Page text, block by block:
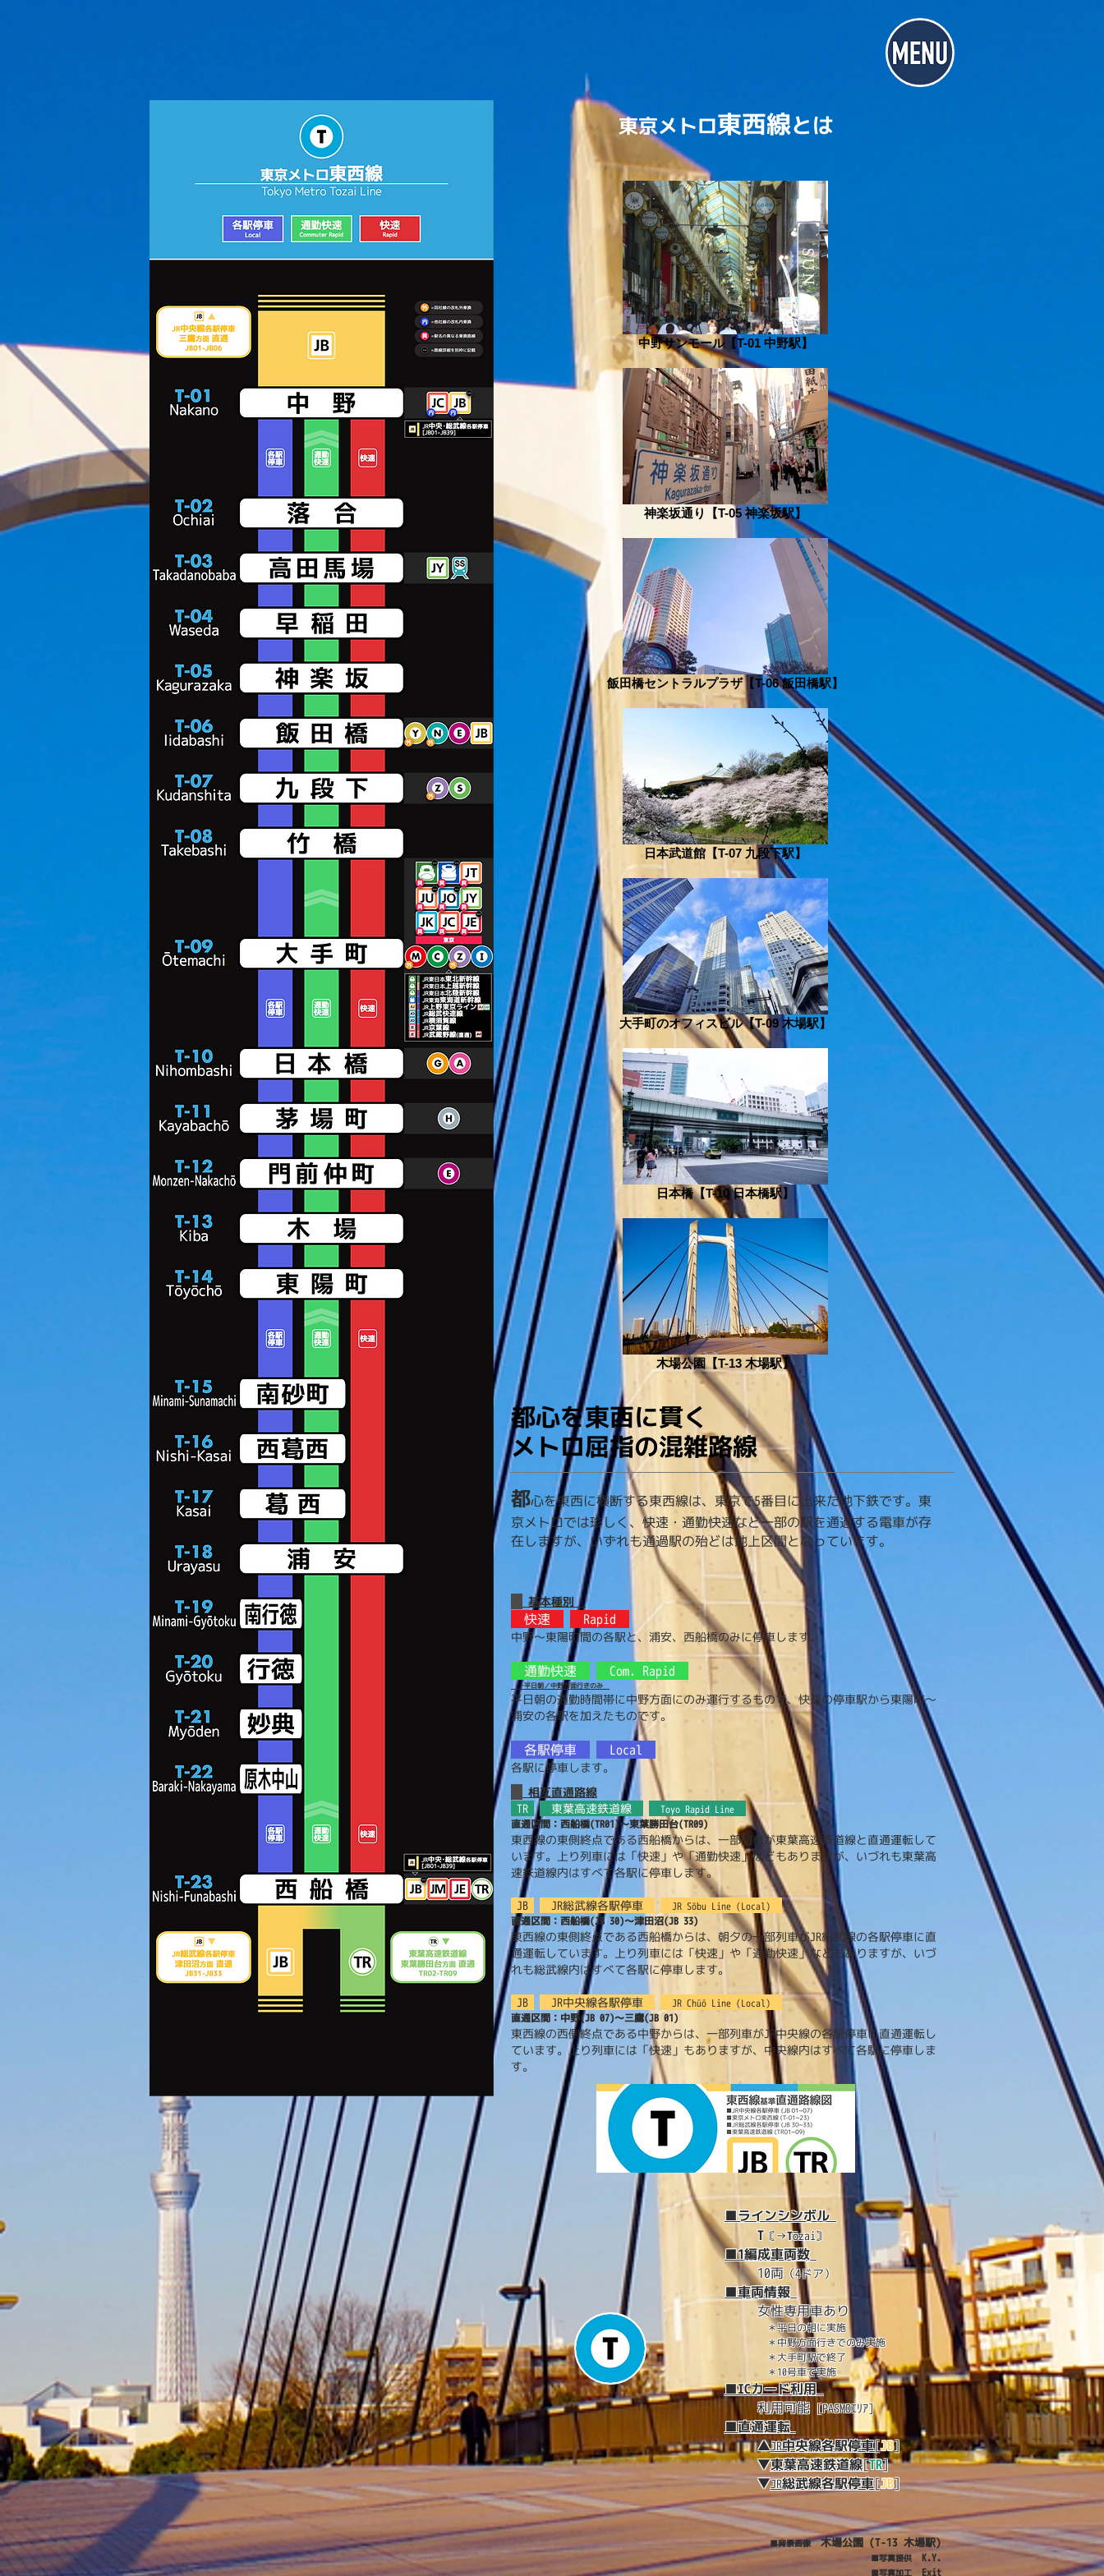
相互直通路線
TR
東葉高速鉄道線
Toyo Rapid Line
直通区間：西船橋(TR01)〜東葉勝田台(TR09)
東西線の東側終点である西船橋からは、一部列車が東葉高速鉄道線と直通運転して
います。上り列車には「快速」や「通勤快速」などもありますが、いづれも東葉高
速鉄道線内はすべて各駅に停車します。
JB JR総武線各駅停車
JR Sōbu Line (Local)
直通区間：西船橋(JB 30)〜津田沼(JB 33)
東西線の東側終点である西船橋からは、朝夕の一部列車がJR総武線の各駅停車に直
通運転しています。上り列車には「快速」や「通勤快速」などもありますが、いづ
れも総武線内はすべて各駅に停車します。
JB JR中央線各駅停車
JR Chūō Line (Local)
直通区間：中野(JB 07)〜三鷹(JB 01)
東西線の西側終点である中野からは、一部列車がJR中央線の各駅停車に直通運転し
ています。上り列車には「快速」もありますが、中央線内はすべて各駅に停車しま
す。
都心を東西に横断する東西線は、東京で5番目に出来た地下鉄です。東
京メトロでは珍しく、快速・通勤快速など一部の駅を通過する電車が存
在しますが、いずれも通過駅の殆どは地上区間となっています。
基本種別
快速 Rapid
中野〜東陽町間の各駅と、浦安、西船橋のみに停車します。
通勤快速 Com. Rapid
└平日朝／中野方面行きのみ
平日朝の通勤時間帯に中野方面にのみ運行するもので、快速の停車駅から東陽町〜
浦安の各駅を加えたものです。
各駅停車 Local
各駅に停車します。
都心を東西に貫く
メトロ屈指の混雑路線
中野サンモール【T-01 中野駅】
神楽坂通り【T-05 神楽坂駅】
飯田橋セントラルプラザ【T-06 飯田橋駅】
日本武道館【T-07 九段下駅】
大手町のオフィスビル【T-09 木場駅】
日本橋【T-10 日本橋駅】
木場公園【T-13 木場駅】
東京メトロ東西線とは
■ラインシンボル
T〘→Tōzai〙
■1編成車両数
10両 （4ドア）
■車両情報
女性専用車あり
＊平日の朝に実施
＊中野方面行きでのみ実施
＊大手町駅で終了
＊10号車で実施
■ICカード利用
利用可能 [PASMOｴﾘｱ]
■直通運転
▲JR中央線各駅停車[JB]
▼東葉高速鉄道線[TR]
▼JR総武線各駅停車[JB]
■背景画像 木場公園 (T-13 木場駅)
■写真提供 K.Y.
■写真加工 Exit